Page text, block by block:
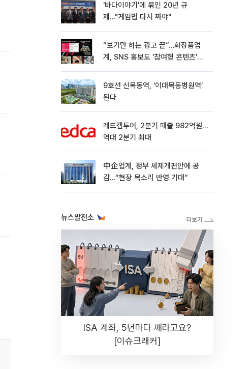
'바다이야기'에 묶인 20년 규
제…"게임법 다시 짜야"
“보기만 하는 광고 끝“…화장품업
계, SNS 홍보도 ‘참여형 콘텐츠’로
9호선 신목동역, ‘이대목동병원역’
된다
레드캡투어, 2분기 매출 982억원…
역대 2분기 최대
中企업계, 정부 세제개편안에 공
감…“현장 목소리 반영 기대”
뉴스발전소
ISA 계좌, 5년마다 깨라고요?
[이슈크래커]